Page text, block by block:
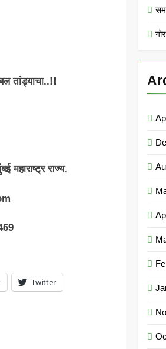
तांड्याचा..!!
महाराष्ट्र राज्य.
Twitter